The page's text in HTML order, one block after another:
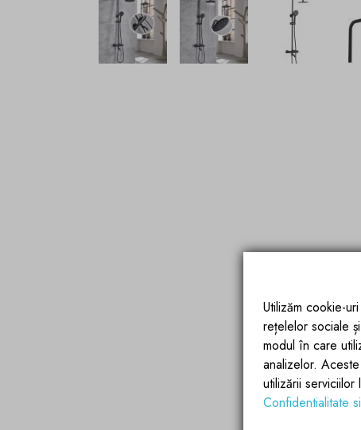
Utilizăm cookie-
rețelelor sociale
modul în care
analizelor.
utilizării
Confidentialitate